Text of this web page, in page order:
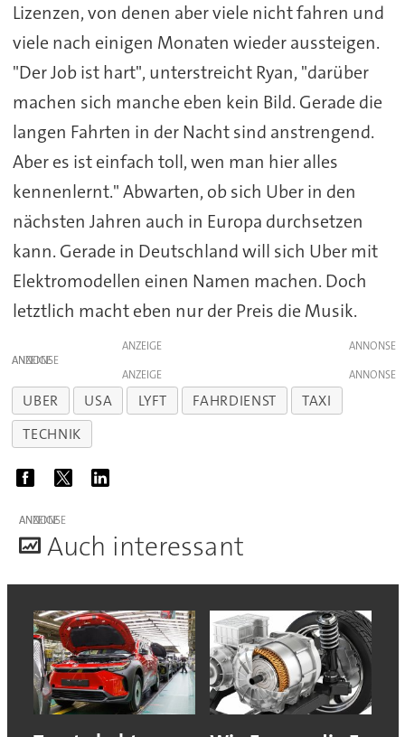
Lizenzen, von denen aber viele nicht fahren und
viele nach einigen Monaten wieder aussteigen.
"Der Job ist hart", unterstreicht Ryan, "darüber
machen sich manche eben kein Bild. Gerade die
langen Fahrten in der Nacht sind anstrengend.
Aber es ist einfach toll, wen man hier alles
kennenlernt." Abwarten, ob sich Uber in den
nächsten Jahren auch in Europa durchsetzen
kann. Gerade in Deutschland will sich Uber mit
Elektromodellen einen Namen machen. Doch
letztlich macht eben nur der Preis die Musik.
ANZEIGE
ANZEIGE
ANZEIGE
UBER USA LYFT FAHRDIENST
TAXI
TECHNIK
ANZEIGE
Auch interessant